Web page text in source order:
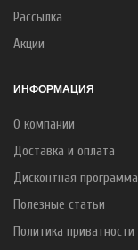
Рассылка
Акции
ИНФОРМАЦИЯ
О компании
Доставка и оплата
Дисконтная программа
Полезные статьи
Политика приватности